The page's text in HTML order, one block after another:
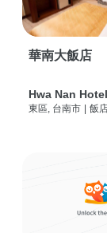
華南大飯店
Hwa Nan Hotel
東區, 台南市 | 飯